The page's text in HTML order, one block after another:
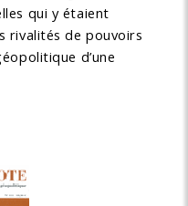
qui y étaient
rivalités de pouvoirs
d’une